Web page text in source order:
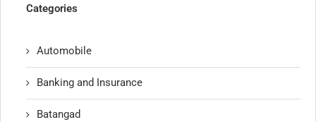
Categories
Automobile
Banking and Insurance
Batangad